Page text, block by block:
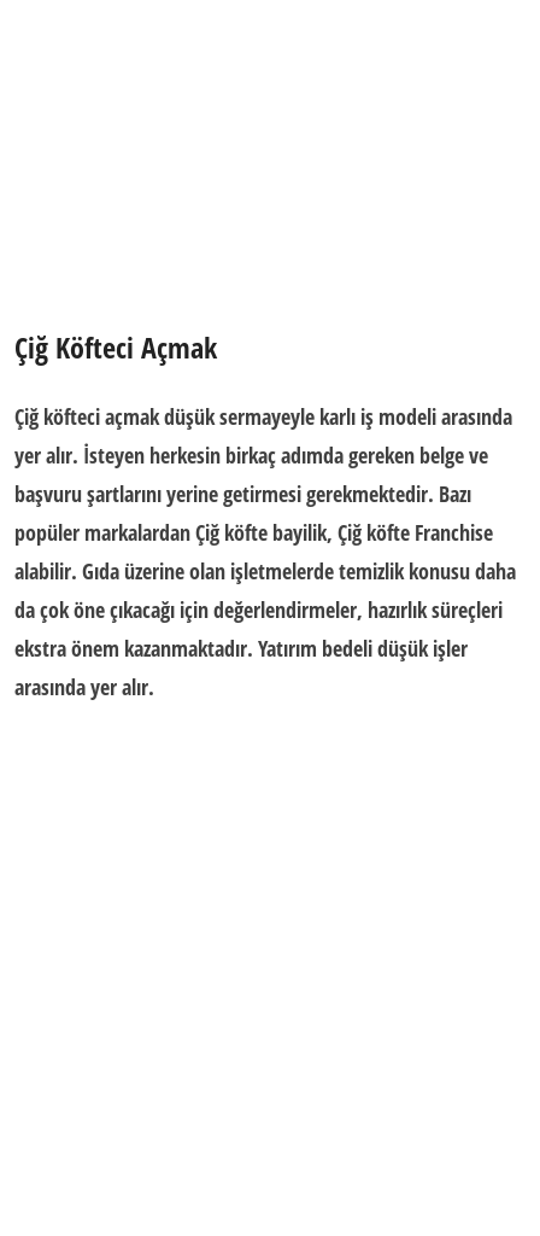
Çiğ Köfteci Açmak
Çiğ köfteci açmakdüşük sermayeyle karlı iş modeliarasında
yer alır. İsteyen herkesin birkaç adımda gereken belge ve
başvuru şartlarını yerine getirmesi gerekmektedir. Bazı
popüler markalardanÇiğ köfte bayilik, Çiğ köfte Franchise
alabilir. Gıda üzerine olan işletmelerde temizlik konusu daha
da çok öne çıkacağı için değerlendirmeler, hazırlık süreçleri
ekstra önem kazanmaktadır. Yatırım bedeli düşük işler
arasında yer alır.